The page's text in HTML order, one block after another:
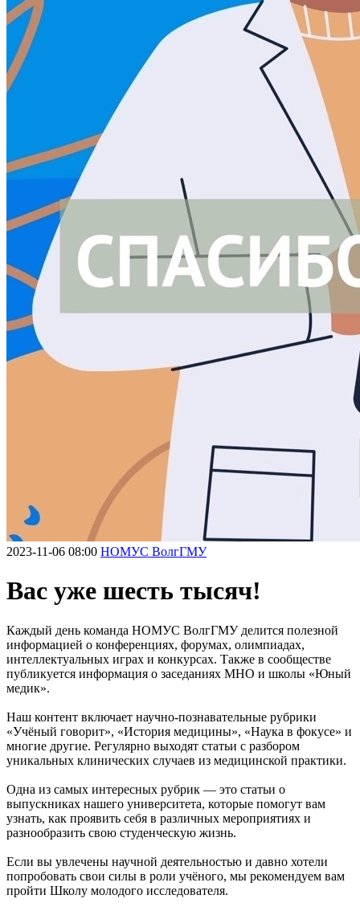
2023-11-06 08:00 НОМУС ВолгГМУ
Вас уже шесть тысяч!
Каждый день команда НОМУС ВолгГМУ делится полезной
информацией о конференциях, форумах, олимпиадах,
интеллектуальных играх и конкурсах. Также в сообществе
публикуется информация о заседаниях МНО и школы «Юный
медик».
Наш контент включает научно-познавательные рубрики
«Учёный говорит», «История медицины», «Наука в фокусе» и
многие другие. Регулярно выходят статьи с разбором
уникальных клинических случаев из медицинской практики.
Одна из самых интересных рубрик — это статьи о
выпускниках нашего университета, которые помогут вам
узнать, как проявить себя в различных мероприятиях и
разнообразить свою студенческую жизнь.
Если вы увлечены научной деятельностью и давно хотели
попробовать свои силы в роли учёного, мы рекомендуем вам
пройти Школу молодого исследователя.